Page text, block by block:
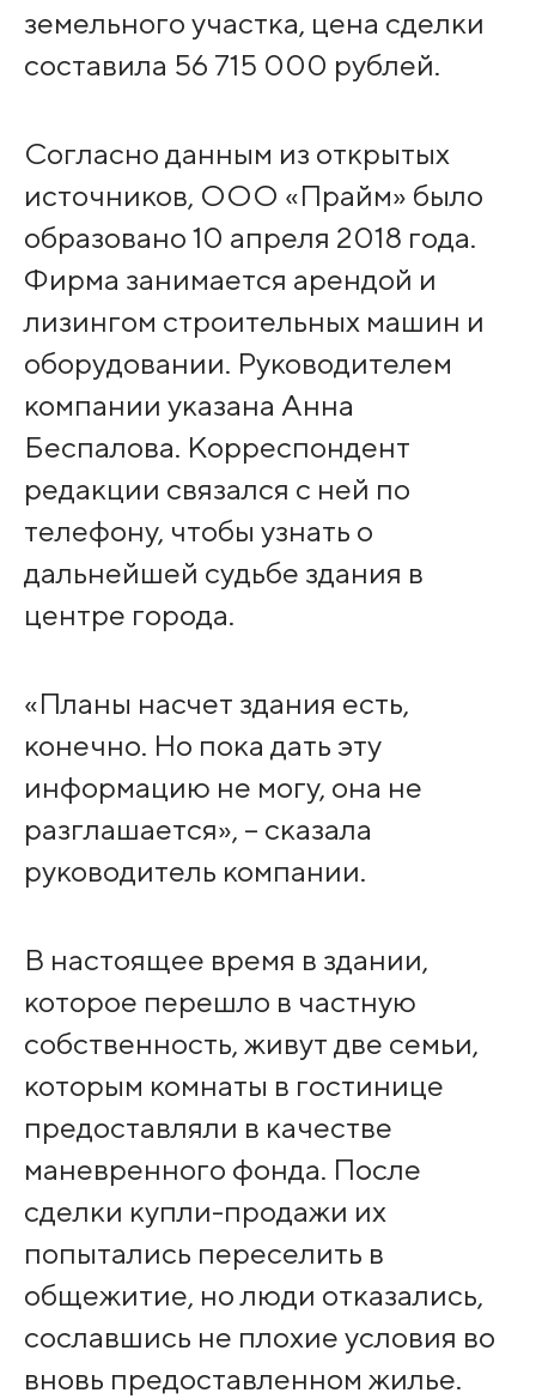
земельного участка, цена сделки
составила 56 715 000 рублей.
Согласно данным из открытых
источников, ООО «Прайм» было
образовано 10 апреля 2018 года.
Фирма занимается арендой и
лизингом строительных машин и
оборудовании. Руководителем
компании указана Анна
Беспалова. Корреспондент
редакции связался с ней по
телефону, чтобы узнать о
дальнейшей судьбе здания в
центре города.
«Планы насчет здания есть,
конечно. Но пока дать эту
информацию не могу, она не
разглашается», – сказала
руководитель компании.
В настоящее время в здании,
которое перешло в частную
собственность, живут две семьи,
которым комнаты в гостинице
предоставляли в качестве
маневренного фонда. После
сделки купли-продажи их
попытались переселить в
общежитие, но люди отказались,
сославшись не плохие условия во
вновь предоставленном жилье.